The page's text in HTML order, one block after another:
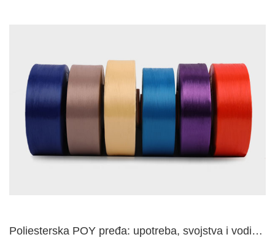
Poliesterska POY pređa: upotreba, svojstva i vodič za pretvo...